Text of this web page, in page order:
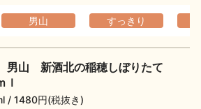
男山 すっきり
山 新酒北の稲穂しぼりたて
ｌ
1480円(税抜き)